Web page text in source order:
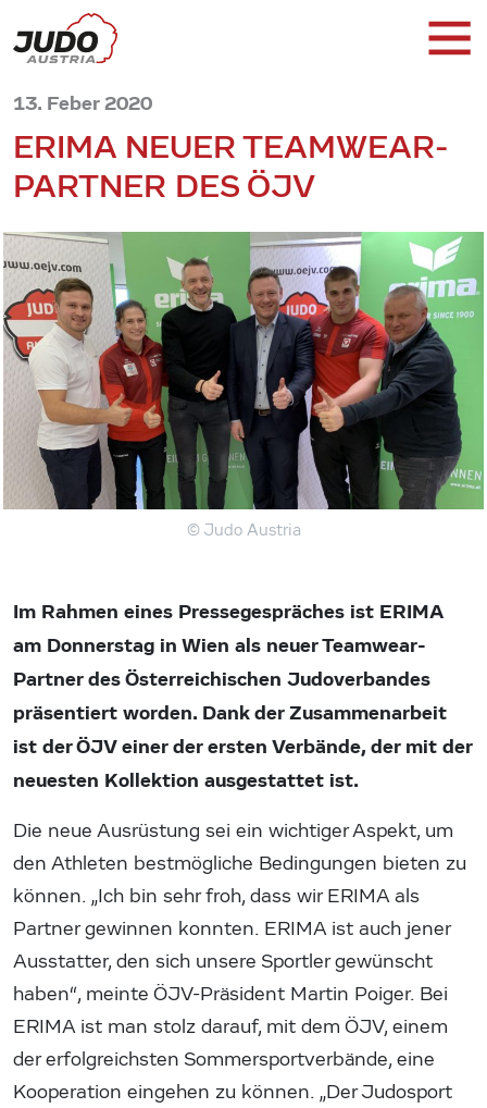
13. Feber 2020
ERIMA NEUER TEAMWEAR-
PARTNER DES ÖJV
© Judo Austria
Im Rahmen eines Pressegespräches ist ERIMA
am Donnerstag in Wien als neuer Teamwear-
Partner des Österreichischen Judoverbandes
präsentiert worden. Dank der Zusammenarbeit
ist der ÖJV einer der ersten Verbände, der mit der
neuesten Kollektion ausgestattet ist.
Die neue Ausrüstung sei ein wichtiger Aspekt, um
den Athleten bestmögliche Bedingungen bieten zu
können. „Ich bin sehr froh, dass wir ERIMA als
Partner gewinnen konnten. ERIMA ist auch jener
Ausstatter, den sich unsere Sportler gewünscht
haben“, meinte ÖJV-Präsident Martin Poiger. Bei
ERIMA ist man stolz darauf, mit dem ÖJV, einem
der erfolgreichsten Sommersportverbände, eine
Kooperation eingehen zu können. „Der Judosport